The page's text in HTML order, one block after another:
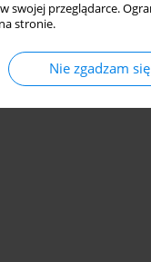
swojej przeglądarce.
stronie.
Nie zgadzam się